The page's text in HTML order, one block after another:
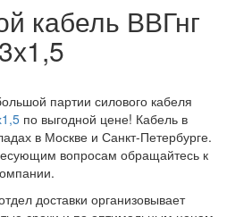
кабель ВВГнг
партии силового кабеля
по выгодной цене! Кабель в
в Москве и Санкт-Петербурге.
вопросам обращайтесь к
доставки организовывает